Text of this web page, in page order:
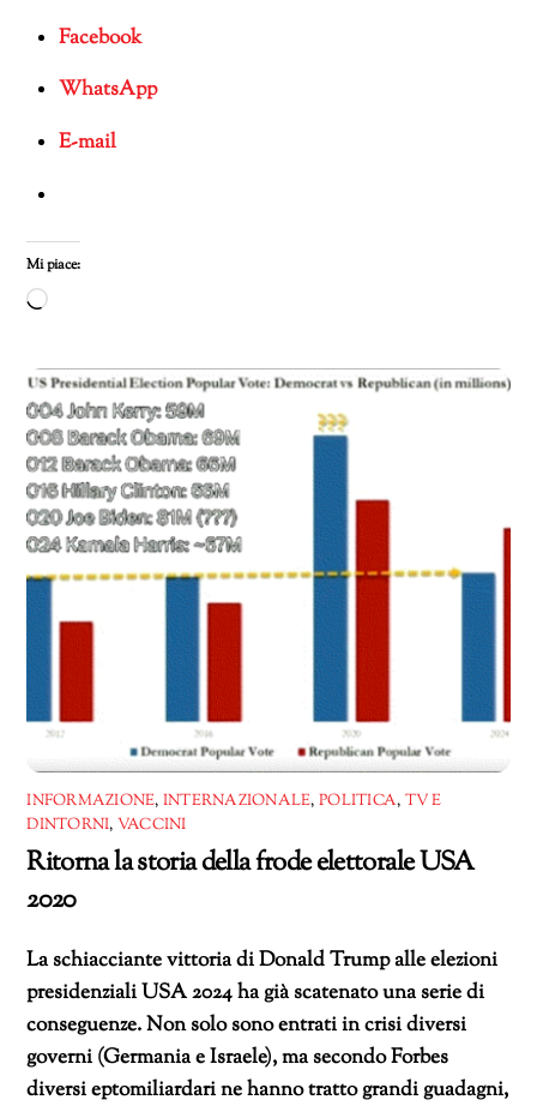
Facebook
WhatsApp
E-mail
Mi piace:
Caricamento
corso…
INFORMAZIONE, INTERNAZIONALE, POLITICA, TV E
DINTORNI, VACCINI
Ritorna la storia della frode elettorale USA
2020
La schiacciante vittoria di Donald Trump alle elezioni
presidenziali USA 2024 ha già scatenato una serie di
conseguenze. Non solo sono entrati in crisi diversi
governi (Germania e Israele), ma secondo Forbes
diversi eptomiliardari ne hanno tratto grandi guadagni,